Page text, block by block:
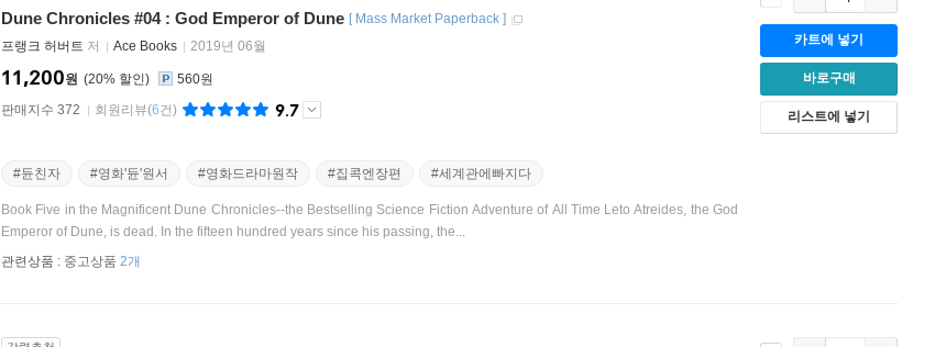
Dune Chronicles #04 : God Emperor of Dune [ Mass Market Paperback ]
프랭크 허버트 저 Ace Books 2019년 06월
20%
11,200원
560원
판매지수 372
회원리뷰(6건) 9.7
#듄친자 #영화'듄'원서 #영화드라마원작 #집콕엔장편 #세계관에빠지다
Book Five in the Magnificent Dune Chronicles--the Bestselling Science Fiction Adventure of All Time Leto Atreides, the God
Emperor of Dune, is dead. In the fifteen hundred years since his passing, the...
관련상품 : 중고상품 2개
카트에 넣기
바로구매
리스트에 넣기